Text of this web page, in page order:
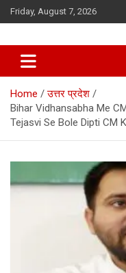
Skip
to
Friday, August 7, 2026
Home
उत्तर प्रदेश
Bihar Vidhansabha Me
Tejasvi Se Bole Dipti CM